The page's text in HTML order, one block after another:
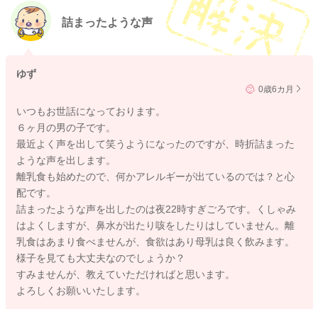
詰まったような声
ゆず
0歳6カ月
いつもお世話になっております。
６ヶ月の男の子です。
最近よく声を出して笑うようになったのですが、時折詰まった
ような声を出します。
離乳食も始めたので、何かアレルギーが出ているのでは？と心
配です。
詰まったような声を出したのは夜22時すぎごろです。くしゃみ
はよくしますが、鼻水が出たり咳をしたりはしていません。離
乳食はあまり食べませんが、食欲はあり母乳は良く飲みます。
様子を見ても大丈夫なのでしょうか？
すみませんが、教えていただければと思います。
よろしくお願いいたします。